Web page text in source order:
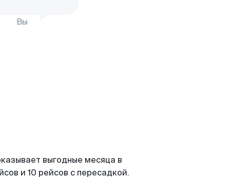
Вы
выгодные месяца в
и 10 рейсов с пересадкой.